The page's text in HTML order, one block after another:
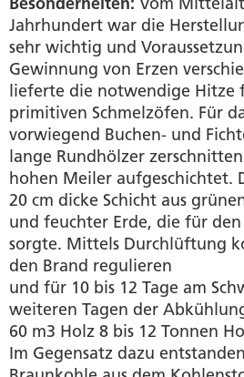
Jahrhundert war die
sehr wichtig und
Gewinnung von Erzen
lieferte die notwendige Hitze
primitiven Schmelzöfen. Für
vorwiegend Buchen- und
lange Rundhölzer
hohen Meiler aufgeschichtet.
20 cm dicke Schicht aus
und feuchter Erde, die für den
sorgte. Mittels Durchlüftung
den Brand regulieren
und für 10 bis 12 Tage am
weiteren Tagen der
60 m3 Holz 8 bis 12 Tonnen
Im Gegensatz dazu